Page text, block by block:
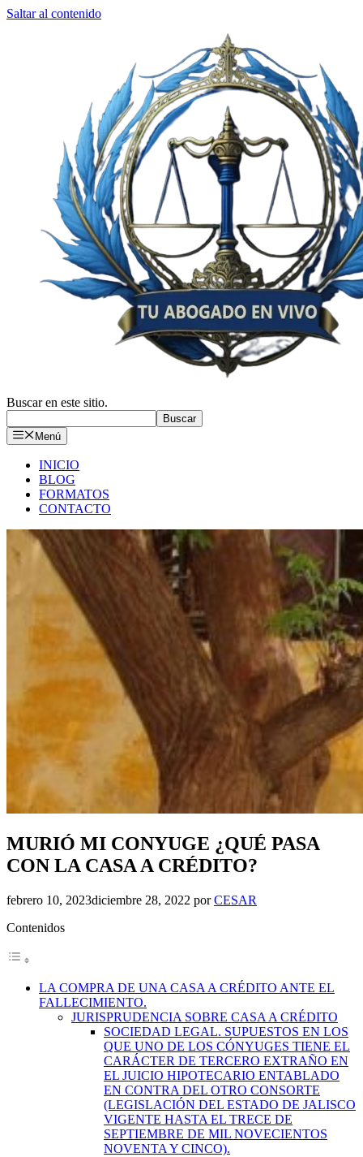
Saltar al contenido
Buscar en este sitio.
Buscar
Menú
INICIO
BLOG
FORMATOS
CONTACTO
MURIÓ MI CONYUGE ¿QUÉ PASA
CON LA CASA A CRÉDITO?
febrero 10, 2023diciembre 28, 2022 porCESAR
Contenidos
LA COMPRA DE UNA CASA A CRÉDITO ANTE EL
FALLECIMIENTO.
JURISPRUDENCIA SOBRE CASA A CRÉDITO
SOCIEDAD LEGAL. SUPUESTOS EN LOS
QUE UNO DE LOS CÓNYUGES TIENE EL
CARÁCTER DE TERCERO EXTRAÑO EN
EL JUICIO HIPOTECARIO ENTABLADO
EN CONTRA DEL OTRO CONSORTE
(LEGISLACIÓN DEL ESTADO DE JALISCO
VIGENTE HASTA EL TRECE DE
SEPTIEMBRE DE MIL NOVECIENTOS
NOVENTA Y CINCO).